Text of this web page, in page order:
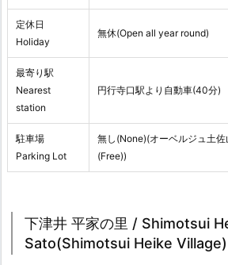
定休日
Holiday
無休(Open all year round)
最寄り駅
Nearest
station
円行寺口駅より自動車(40分)
駐車場
Parking Lot
無し(None)(オーベルジュ土
(Free))
下津井 平家の里 / Shimotsui
Sato(Shimotsui Heike Village)